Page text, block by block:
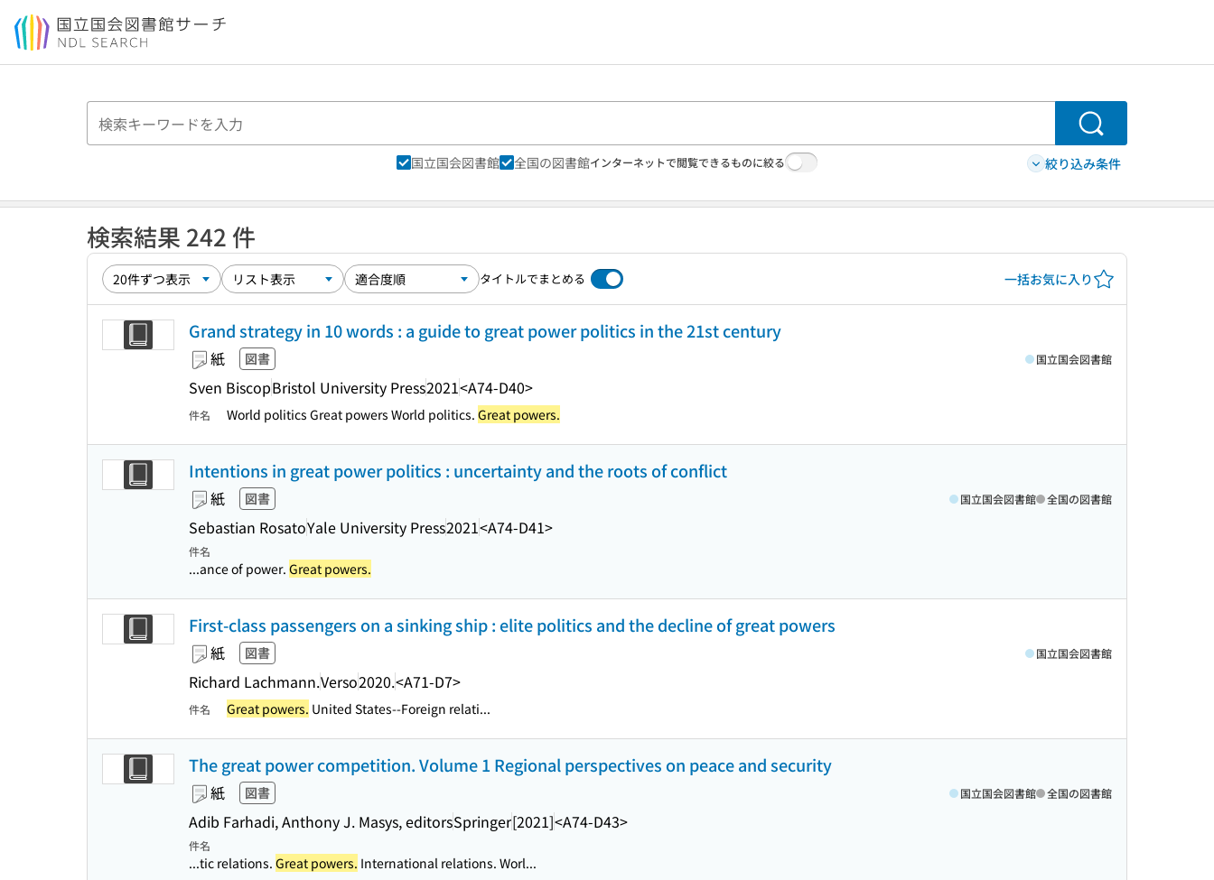
本文へ移動
検索
国立国会図書館 全国の図書館インターネットで閲覧できるものに絞る 絞り込み条件
検索結果 242 件
タイトルでまとめる 一括お気に入り
Grand strategy in 10 words : a guide to great power politics in the 21st century
紙 図書
Sven BiscopBristol University Press2021<A74-D40>
国立国会図書館
件名 World politics Great powers World politics. Great powers.
Intentions in great power politics : uncertainty and the roots of conflict
紙 図書
Sebastian RosatoYale University Press2021<A74-D41>
国立国会図書館 全国の図書館
件名
...ance of power. Great powers.
First-class passengers on a sinking ship : elite politics and the decline of great powers
紙 図書
Richard Lachmann.Verso2020.<A71-D7>
国立国会図書館
件名 Great powers. United States--Foreign relati...
The great power competition. Volume 1 Regional perspectives on peace and security
紙 図書
Adib Farhadi, Anthony J. Masys, editorsSpringer[2021]<A74-D43>
国立国会図書館 全国の図書館
件名
...tic relations. Great powers. International relations. Worl...